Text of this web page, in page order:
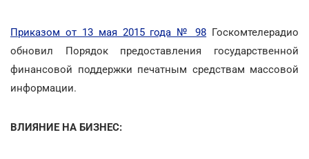
Приказом от 13 мая 2015 года № 98 Госкомтелерадио
обновил Порядок предоставления государственной
финансовой поддержки печатным средствам массовой
информации.
ВЛИЯНИЕ НА БИЗНЕС: